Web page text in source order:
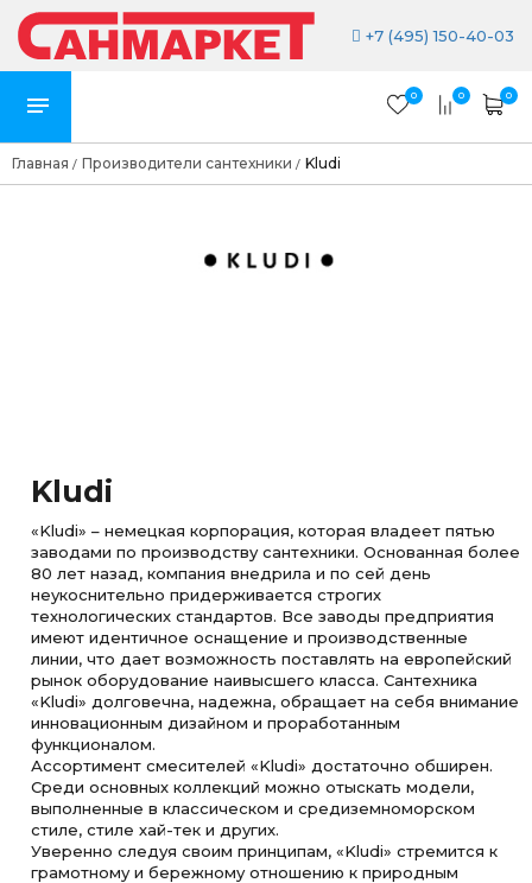
+7 (495) 150-40-03
0 0 0
Главная / Производители сантехники / Kludi
Kludi
«Kludi» – немецкая корпорация, которая владеет пятью
заводами по производству сантехники. Основанная более
80 лет назад, компания внедрила и по сей день
неукоснительно придерживается строгих
технологических стандартов. Все заводы предприятия
имеют идентичное оснащение и производственные
линии, что дает возможность поставлять на европейский
рынок оборудование наивысшего класса. Сантехника
«Kludi» долговечна, надежна, обращает на себя внимание
инновационным дизайном и проработанным
функционалом.
Ассортимент смесителей «Kludi» достаточно обширен.
Среди основных коллекций можно отыскать модели,
выполненные в классическом и средиземноморском
стиле, стиле хай-тек и других.
Уверенно следуя своим принципам, «Kludi» стремится к
грамотному и бережному отношению к природным